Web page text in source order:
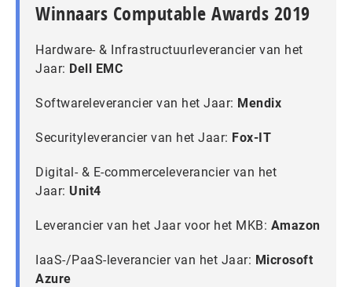
Winnaars Computable Awards 2019
Hardware- & Infrastructuurleverancier van het
Jaar: Dell EMC
Softwareleverancier van het Jaar: Mendix
Securityleverancier van het Jaar: Fox-IT
Digital- & E-commerceleverancier van het
Jaar: Unit4
Leverancier van het Jaar voor het MKB: Amazon
IaaS-/PaaS-leverancier van het Jaar: Microsoft
Azure